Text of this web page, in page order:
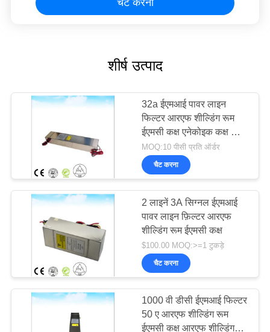
चैट करना
शीर्ष उत्पाद
32a ईएमआई पावर लाइन
फिल्टर आरएफ शील्डिंग रूम
ईएमसी कक्ष एनेकोइक कक्ष के
लिए
MOQ:10 पीसी प्रति ऑर्डर
चैट करना
2 लाइनें 3A सिग्नल ईएमआई
पावर लाइन फ़िल्टर आरएफ
शील्डिंग रूम ईएमसी कक्ष
$100.00 MOQ:>=1 टुकड़े
चैट करना
1000 वी डीसी ईएमआई फिल्टर
50 ए आरएफ शील्डिंग रूम
ईएमसी कक्ष आरएफ शील्डिंग